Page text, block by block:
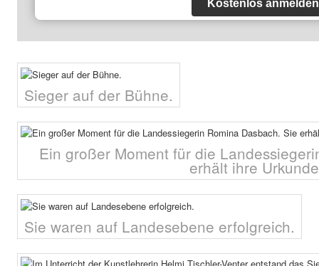
Kostenlos anmelden
Sieger auf der Bühne.
Ein großer Moment für die
erhält ihre
Sie waren auf Landesebene erfolgreich.